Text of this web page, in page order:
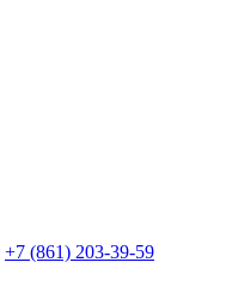
+7 (861) 203-39-59